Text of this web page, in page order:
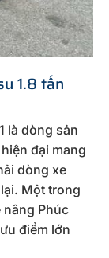
1.8 tấn
là dòng sản
đại mang
dòng xe
Một trong
nâng Phúc
điểm lớn